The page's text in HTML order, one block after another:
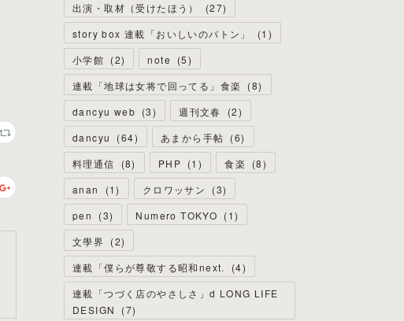
出演・取材（受けたほう）
(27)
story box 連載「おいしいのバトン」
(1 )
小学館 (2) note (5)
連載「地球は女将で回ってる」食楽
(8)
dancyu web (3) 週刊文春 (2)
dancyu
(64) あまから手帖 (6)
料理通信
(8) PHP (1 ) 食楽 (8)
anan
(1) クロワッサン (3)
pen
(3) Numero TOKYO (1)
文學界 (2)
連載「僕らが尊敬する昭和next.
(4)
連載「つづく店のやさしさ」d LONG LIFE
DESIGN
(7)